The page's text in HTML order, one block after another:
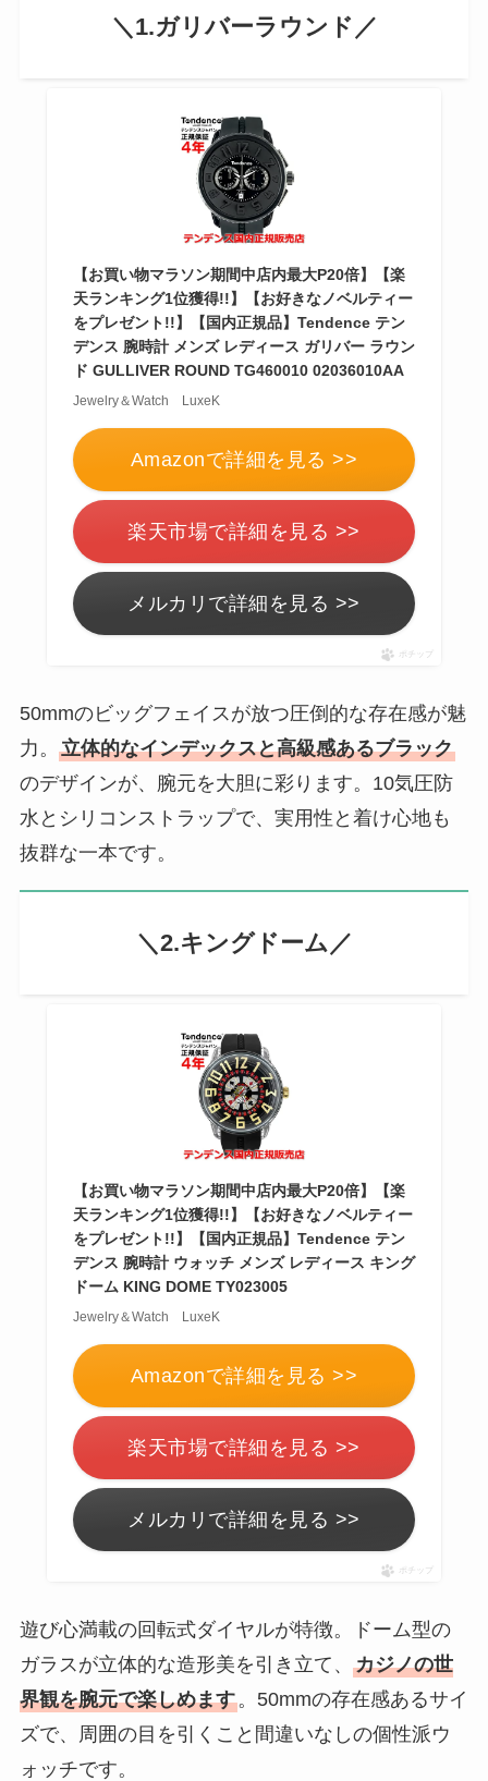
＼1.ガリバーラウンド／
【お買い物マラソン期間中店内最大P20倍】【楽
天ランキング1位獲得!!】【お好きなノベルティー
をプレゼント!!】【国内正規品】Tendence テン
デンス 腕時計 メンズ レディース ガリバー ラウン
ド GULLIVER ROUND TG460010 02036010AA
Jewelry＆Watch LuxeK
Amazonで詳細を見る >>
楽天市場で詳細を見る >>
メルカリで詳細を見る >>
ポチップ
50mmのビッグフェイスが放つ圧倒的な存在感が魅
力。 立体的なインデックスと高級感あるブラック
のデザインが、腕元を大胆に彩ります。10気圧防
水とシリコンストラップで、実用性と着け心地も
抜群な一本です。
＼2.キングドーム／
【お買い物マラソン期間中店内最大P20倍】【楽
天ランキング1位獲得!!】【お好きなノベルティー
をプレゼント!!】【国内正規品】Tendence テン
デンス 腕時計 ウォッチ メンズ レディース キング
ドーム KING DOME TY023005
Jewelry＆Watch LuxeK
Amazonで詳細を見る >>
楽天市場で詳細を見る >>
メルカリで詳細を見る >>
ポチップ
遊び心満載の回転式ダイヤルが特徴。ドーム型の
ガラスが立体的な造形美を引き立て、 カジノの世
界観を腕元で楽しめます。50mmの存在感あるサイ
ズで、周囲の目を引くこと間違いなしの個性派ウ
ォッチです。